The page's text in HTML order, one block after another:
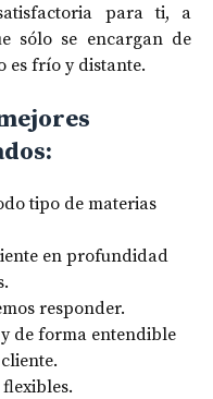
para ti, a
sólo se encargan de
es frío y distante.
tipo de materias
en profundidad
responder.
de forma entendible